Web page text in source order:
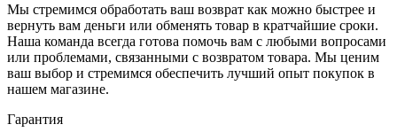
Мы стремимся обработать ваш возврат как можно быстрее и
вернуть вам деньги или обменять товар в кратчайшие сроки.
Наша команда всегда готова помочь вам с любыми вопросами
или проблемами, связанными с возвратом товара. Мы ценим
ваш выбор и стремимся обеспечить лучший опыт покупок в
нашем магазине.
Гарантия